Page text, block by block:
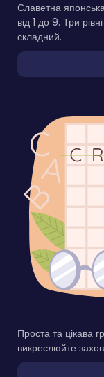
Славетна
від 1 до 9. Три
складний.
Проста та цікава
викреслюйте